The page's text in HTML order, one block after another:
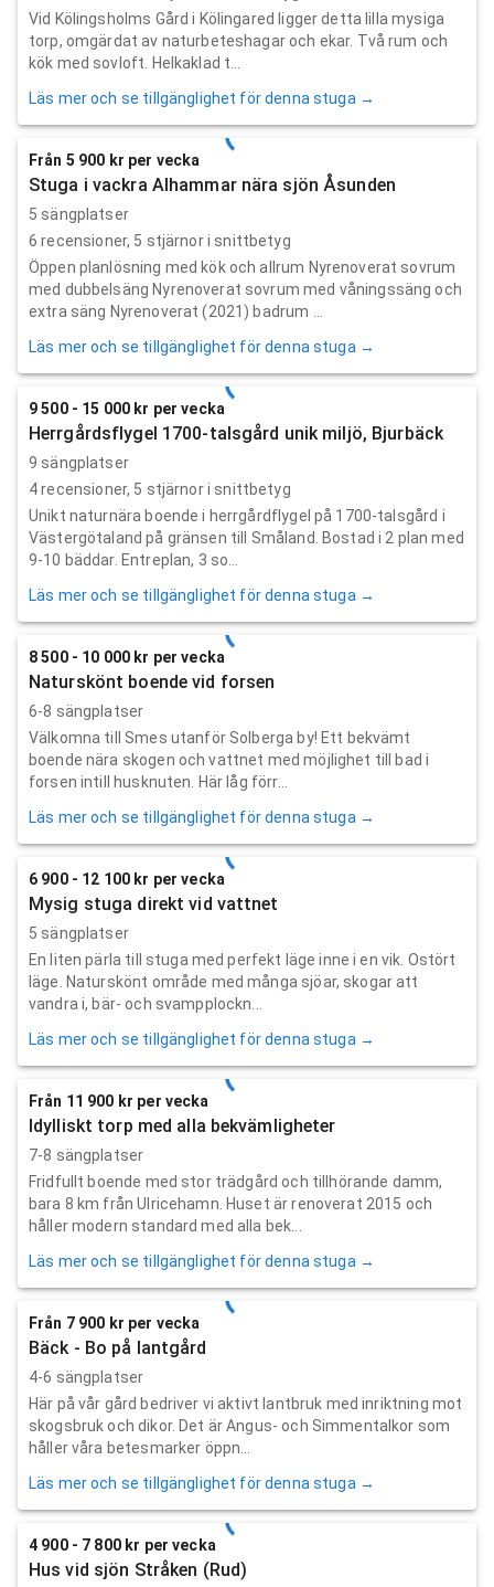
Vid Kölingsholms Gård i Kölingared ligger detta lilla mysiga
torp, omgärdat av naturbeteshagar och ekar. Två rum och
kök med sovloft. Helkaklad t...
Läs mer och se tillgänglighet för denna stuga →
Från 5 900 kr per vecka
Stuga i vackra Alhammar nära sjön Åsunden
5 sängplatser
6 recensioner, 5 stjärnor i snittbetyg
Öppen planlösning med kök och allrum Nyrenoverat sovrum
med dubbelsäng Nyrenoverat sovrum med våningssäng och
extra säng Nyrenoverat (2021) badrum ...
Läs mer och se tillgänglighet för denna stuga →
9 500 - 15 000 kr per vecka
Herrgårdsflygel 1700-talsgård unik miljö, Bjurbäck
9 sängplatser
4recensioner, 5 stjärnor i snittbetyg
Unikt naturnära boende i herrgårdflygel på 1700-talsgård i
Västergötaland på gränsen till Småland. Bostad i 2 plan med
9-10 bäddar. Entreplan, 3 so...
Läs mer och se tillgänglighet för denna stuga →
8 500 - 10 000 kr per vecka
Naturskönt boende vid forsen
6-8 sängplatser
Välkomna till Smes utanför Solberga by! Ett bekvämt
boende nära skogen och vattnet med möjlighet till bad i
forsen intill husknuten. Här låg förr...
Läs mer och se tillgänglighet för denna stuga →
6 900 - 12 100 kr per vecka
Mysig stuga direkt vid vattnet
5 sängplatser
En liten pärla till stuga med perfekt läge inne i en vik. Ostört
läge. Naturskönt område med många sjöar, skogar att
vandra i, bär- och svampplockn...
Läs mer och se tillgänglighet för denna stuga →
Från 11 900 kr per vecka
Idylliskt torp med alla bekvämligheter
7-8 sängplatser
Fridfullt boende med stor trädgård och tillhörande damm,
bara 8 km från Ulricehamn. Huset är renoverat 2015 och
håller modern standard med alla bek...
Läs mer och se tillgänglighet för denna stuga →
Från 7 900 kr per vecka
Bäck - Bo på lantgård
4-6 sängplatser
Här på vår gård bedriver vi aktivt lantbruk med inriktning mot
skogsbruk och dikor. Det är Angus- och Simmentalkor som
håller våra betesmarker öppn...
Läs mer och se tillgänglighet för denna stuga →
4 900 - 7 800 kr per vecka
Hus vid sjön Stråken (Rud)